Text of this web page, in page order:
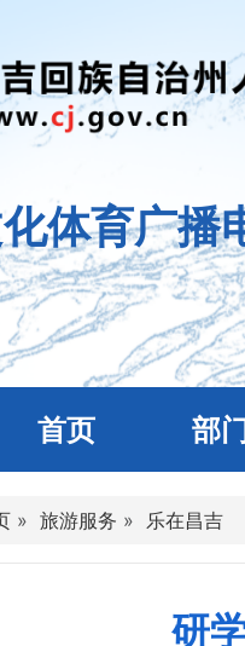
体育广播
首页 部
» 旅游服务 » 乐在昌吉
研